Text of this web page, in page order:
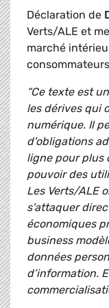
Déclaration de
Verts/ALE et
marché
“Ce texte est
les dérives qui
numérique. Il
d'obligations
ligne pour plus
pouvoir des
Les Verts/ALE
s'attaquer
économiques
business
données
d’information.